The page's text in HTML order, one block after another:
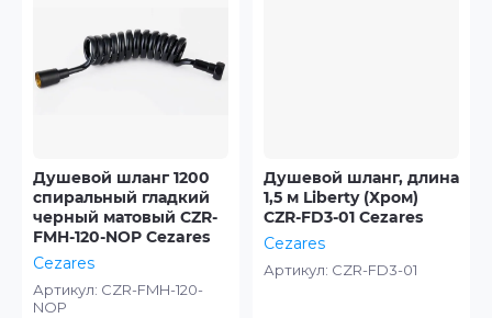
Название - Я-А
Название - А-Я
Душевой шланг 1200
спиральный гладкий
черный матовый CZR-
FMH-120-NOP Cezares
Cezares
Артикул: CZR-FMH-120-
NOP
Душевой шланг, длина
1,5 м Liberty (Хром)
CZR-FD3-01 Cezares
Cezares
Артикул: CZR-FD3-01